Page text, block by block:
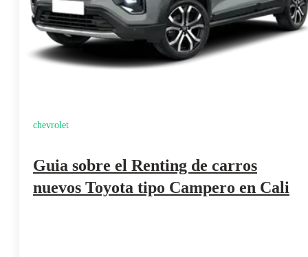
chevrolet
Guia sobre el Renting de carros
nuevos Toyota tipo Campero en Cali